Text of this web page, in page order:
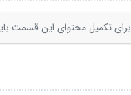
برای تکمیل محتوای این قسمت